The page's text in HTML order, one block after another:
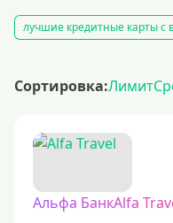
лучшие кредитные карты с
Сортировка:Лимит
Альфа БанкAlfa